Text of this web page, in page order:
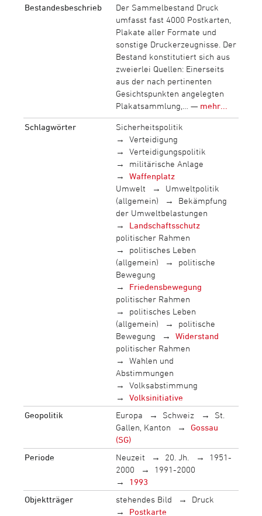
Bestandesbeschrieb
Der Sammelbestand Druck
umfasst fast 4000 Postkarten,
Plakate aller Formate und
sonstige Druckerzeugnisse. Der
Bestand konstitutiert sich aus
zweierlei Quellen: Einerseits
aus der nach pertinenten
Gesichtspunkten angelegten
Plakatsammlung,… — mehr...
Schlagwörter
Sicherheitspolitik
Verteidigung
Verteidigungspolitik
militärische Anlage
Waffenplatz
Umwelt
Umweltpolitik
(allgemein)
Bekämpfung
der Umweltbelastungen
Landschaftsschutz
politischer Rahmen
politisches Leben
(allgemein)
politische
Bewegung
Friedensbewegung
politischer Rahmen
politisches Leben
(allgemein)
politische
Bewegung
Widerstand
politischer Rahmen
Wahlen und
Abstimmungen
Volksabstimmung
Volksinitiative
Geopolitik
Europa Schweiz
St.
Gallen, Kanton
Gossau
(SG)
Periode
Neuzeit 20. Jh.
1951-
2000
1991-2000
1993
Objektträger
stehendes Bild
Druck
Postkarte